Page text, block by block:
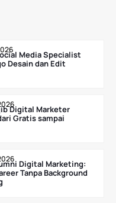
Media Specialist
Desain dan Edit
Digital Marketer
Gratis sampai
Digital Marketing:
Tanpa Background